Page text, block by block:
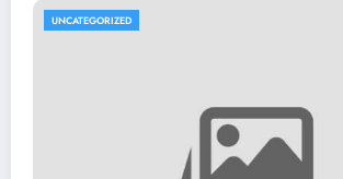
UNCATEGORIZED